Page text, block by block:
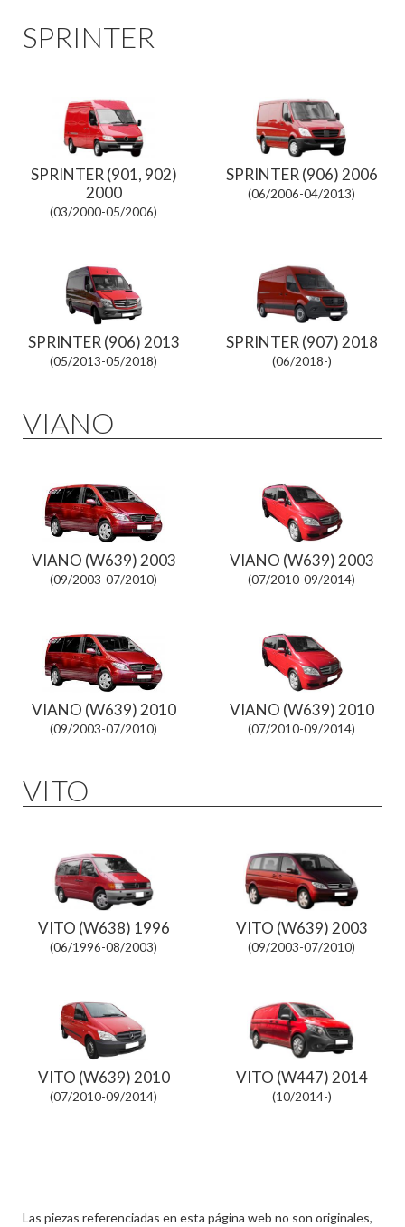
SPRINTER
SPRINTER (901, 902)
2000
(03/2000-05/2006)
SPRINTER (906) 2006
(06/2006-04/2013)
SPRINTER (906) 2013
(05/2013-05/2018)
SPRINTER (907) 2018
(06/2018-)
VIANO
VIANO (W639) 2003
(09/2003-07/2010)
VIANO (W639) 2003
(07/2010-09/2014)
VIANO (W639) 2010
(09/2003-07/2010)
VIANO (W639) 2010
(07/2010-09/2014)
VITO
VITO (W638) 1996
(06/1996-08/2003)
VITO (W639) 2003
(09/2003-07/2010)
VITO (W639) 2010
(07/2010-09/2014)
VITO (W447) 2014
(10/2014-)
Las piezas referenciadas en esta página web no son originales,